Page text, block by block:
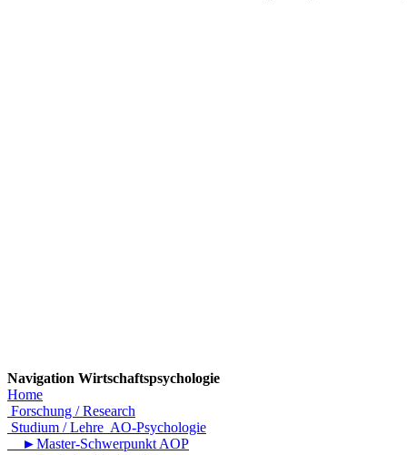
Navigation Wirtschaftspsychologie
Home
Forschung / Research
Studium / Lehre AO-Psychologie
►Master-Schwerpunkt AOP